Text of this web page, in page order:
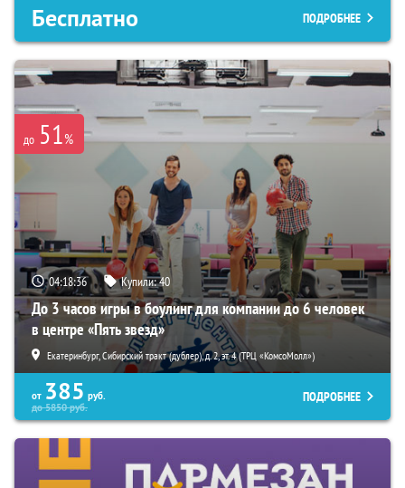
Бесплатно ПОДРОБНЕЕ
до 51%
04:18:35 Купили:40
До 3 часов игры в боулинг для компании до 6 человек
в центре «Пять звезд»
Екатеринбург, Сибирский тракт (дублер), д. 2, эт. 4 (ТРЦ «КомсоМолл»)
от 385 руб.
до5850руб.
ПОДРОБНЕЕ